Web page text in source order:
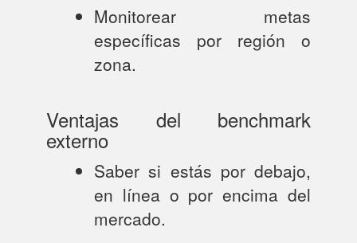
Monitorear metas
específicas por región o
zona.
Ventajas del benchmark
externo
Saber si estás por debajo,
en línea o por encima del
mercado.